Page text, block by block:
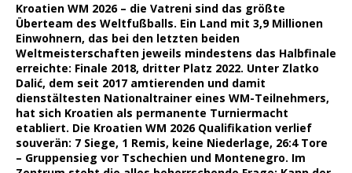
Kroatien WM 2026 – die Vatreni sind das größte
Überteam des Weltfußballs. Ein Land mit 3,9 Millionen
Einwohnern, das bei den letzten beiden
Weltmeisterschaften jeweils mindestens das Halbfinale
erreichte: Finale 2018, dritter Platz 2022. Unter Zlatko
Dalić, dem seit 2017 amtierenden und damit
dienstältesten Nationaltrainer eines WM-Teilnehmers,
hat sich Kroatien als permanente Turniermacht
etabliert. Die Kroatien WM 2026 Qualifikation verlief
souverän: 7 Siege, 1 Remis, keine Niederlage, 26:4 Tore
– Gruppensieg vor Tschechien und Montenegro. Im